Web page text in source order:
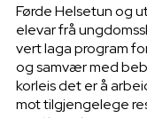
Førde Helsetun og
elevar frå
vert laga program
og samvær med
korleis det er å
mot tilgjengelege